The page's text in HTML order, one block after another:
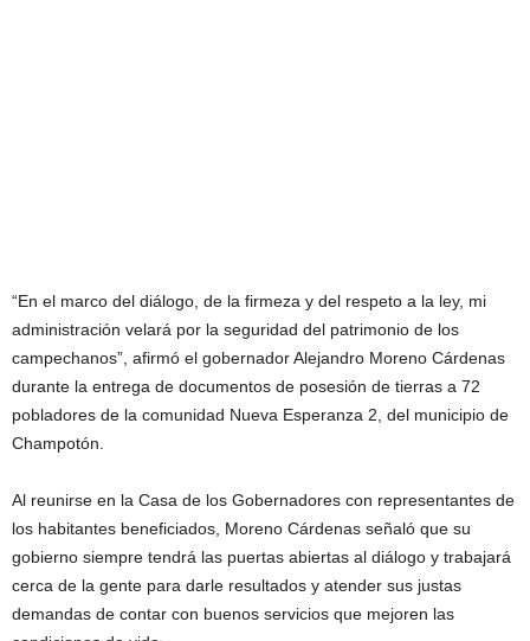
“En el marco del diálogo, de la firmeza y del respeto a la ley, mi
administración velará por la seguridad del patrimonio de los
campechanos”, afirmó el gobernador Alejandro Moreno Cárdenas
durante la entrega de documentos de posesión de tierras a 72
pobladores de la comunidad Nueva Esperanza 2, del municipio de
Champotón.
Al reunirse en la Casa de los Gobernadores con representantes de
los habitantes beneficiados, Moreno Cárdenas señaló que su
gobierno siempre tendrá las puertas abiertas al diálogo y trabajará
cerca de la gente para darle resultados y atender sus justas
demandas de contar con buenos servicios que mejoren las